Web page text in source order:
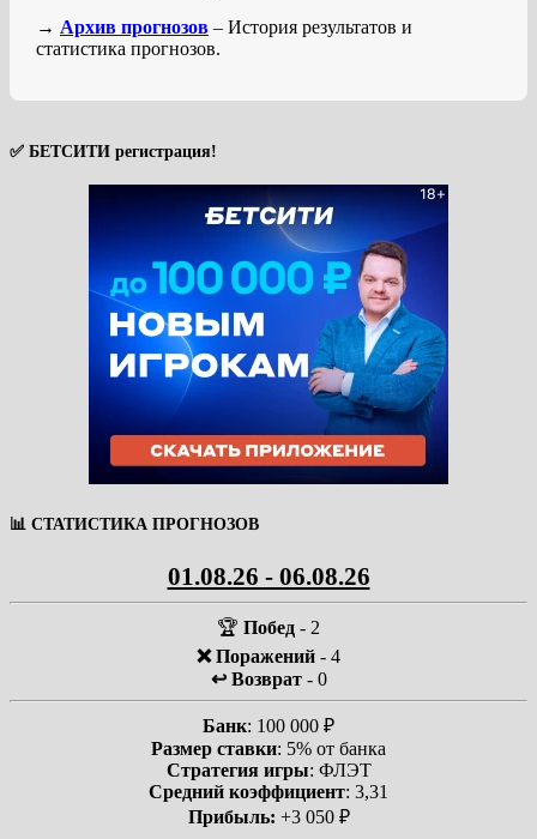
→ Архив прогнозов – История результатов и
статистика прогнозов.
✅ БЕТСИТИ регистрация!
📊 СТАТИСТИКА ПРОГНОЗОВ
01.08.26 - 06.08.26
🏆 Побед - 2
❌ Поражений - 4
↩️ Возврат- 0
Банк: 100 000 ₽
Размер ставки: 5% от банка
Стратегия игры: ФЛЭТ
Средний коэффициент: 3,31
Прибыль: +3 050 ₽